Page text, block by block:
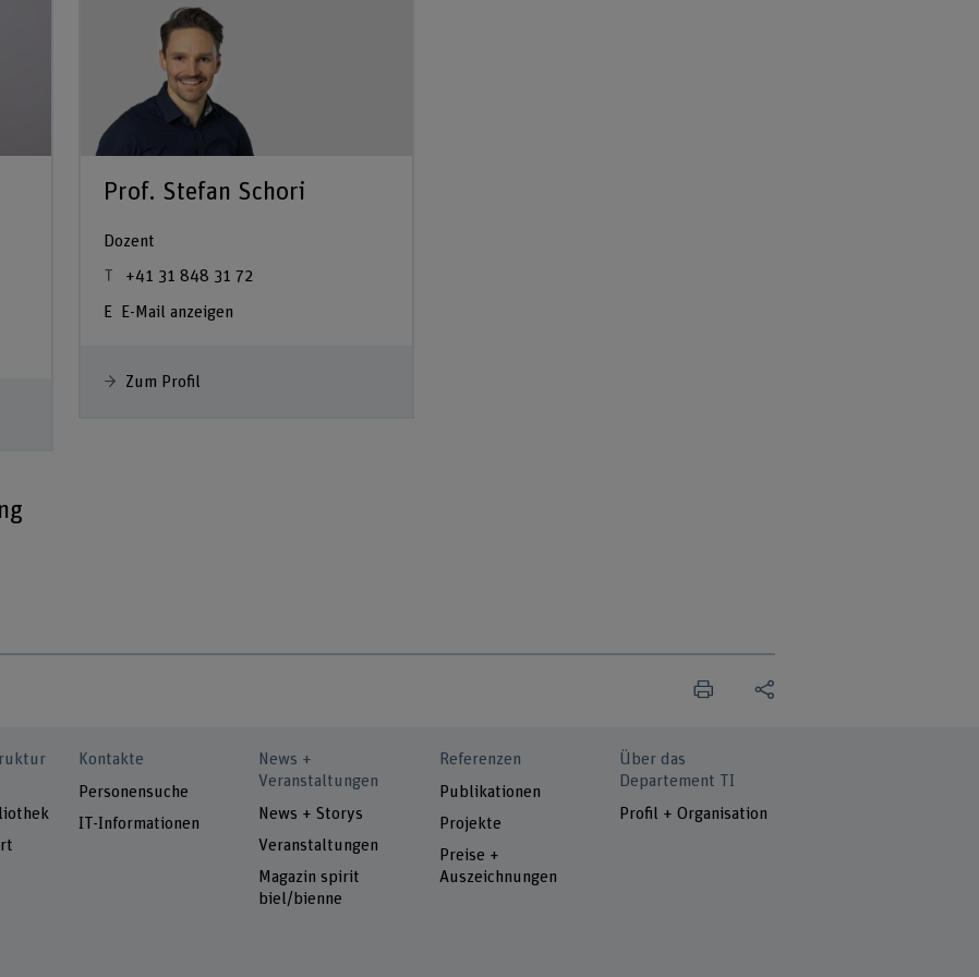
Prof. Stefan Schori
Dozent
+41 31 848 31 72
E-Mail anzeigen
Zum Profil
Kontakte
Personensuche
IT-Informationen
News +
Veranstaltungen
News + Storys
Veranstaltungen
Magazin spirit
biel/bienne
Referenzen
Publikationen
Projekte
Preise +
Auszeichnungen
Über das
Departement TI
Profil + Organisation